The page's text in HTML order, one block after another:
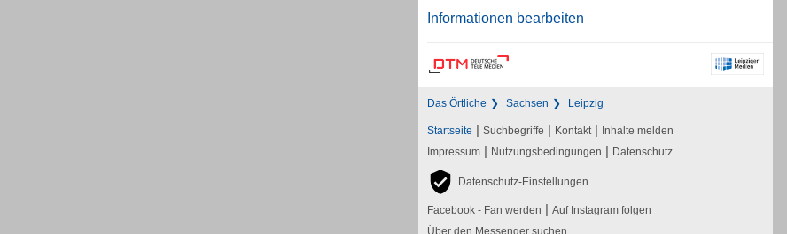
Informationen bearbeiten
Das Örtliche Sachsen Leipzig
Startseite | Suchbegriffe | Kontakt | Inhalte melden
Impressum | Nutzungsbedingungen | Datenschutz
Datenschutz-Einstellungen
Facebook - Fan werden | Auf Instagram folgen
Über den Messenger suchen